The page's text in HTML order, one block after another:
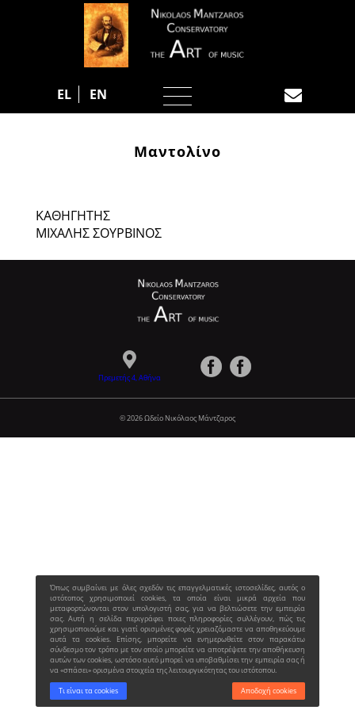
EL EN
Μαντολίνο
ΚΑΘΗΓΗΤΗΣ
ΜΙΧΑΛΗΣ ΣΟΥΡΒΙΝΟΣ
Πρεμετής 4, Αθήνα
© 2026 Ωδείο Νικόλαος Μάντζαρος
Όπως συμβαίνει με όλες σχεδόν τις επαγγελματικές ιστοσελίδες, αυτός ο
ιστότοπος χρησιμοποιεί cookies, τα οποία είναι μικρά αρχεία που
μεταφορτώνονται στον υπολογιστή σας, για να βελτιώσετε την εμπειρία
σας. Αυτή η σελίδα περιγράφει ποιες πληροφορίες συλλέγουν, πώς τις
χρησιμοποιούμε και γιατί ορισμένες φορές χρειαζόμαστε να αποθηκεύουμε
αυτά τα cookies. Επίσης, μπορείτε να ενημερωθείτε στον παρακάτω
σύνδεσμο τον τρόπο με τον οποίο μπορείτε να αποτρέψετε την αποθήκευση
αυτών των cookies, ωστόσο αυτό μπορεί να υποβαθμίσει την εμπειρία σας ή
να «σπάσει» ορισμένα στοιχεία της λειτουργικότητας του ιστότοπου.
Τι είναι τα cookies Αποδοχή cookies